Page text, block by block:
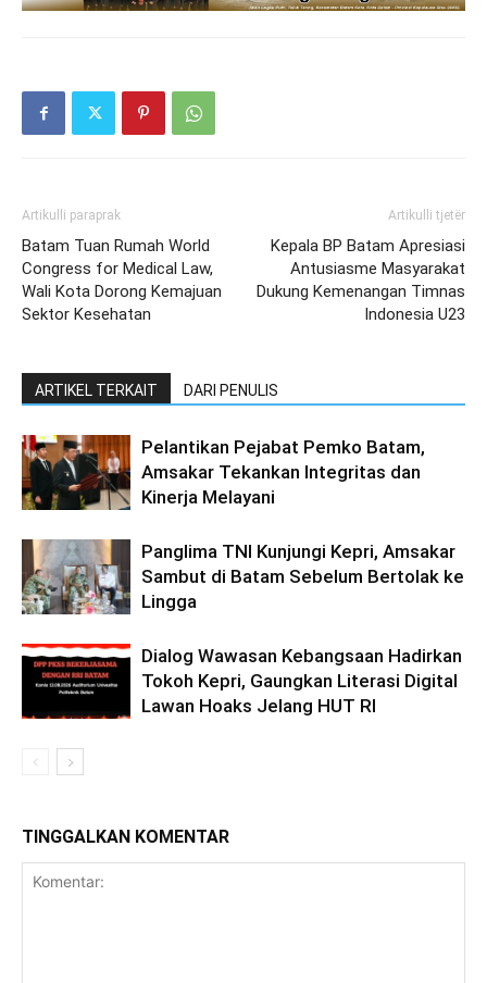
Artikulli paraprak
Batam Tuan Rumah World
Congress for Medical Law,
Wali Kota Dorong Kemajuan
Sektor Kesehatan
Artikulli tjetër
Kepala BP Batam Apresiasi
Antusiasme Masyarakat
Dukung Kemenangan Timnas
Indonesia U23
ARTIKEL TERKAIT DARI PENULIS
Pelantikan Pejabat Pemko Batam,
Amsakar Tekankan Integritas dan
Kinerja Melayani
Panglima TNI Kunjungi Kepri, Amsakar
Sambut di Batam Sebelum Bertolak ke
Lingga
Dialog Wawasan Kebangsaan Hadirkan
Tokoh Kepri, Gaungkan Literasi Digital
Lawan Hoaks Jelang HUT RI
TINGGALKAN KOMENTAR